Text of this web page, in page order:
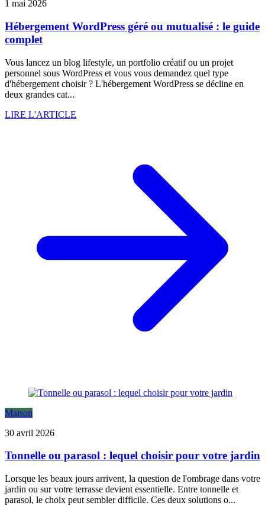
1 mai 2026
Hébergement WordPress géré ou mutualisé : le guide
complet
Vous lancez un blog lifestyle, un portfolio créatif ou un projet
personnel sous WordPress et vous vous demandez quel type
d'hébergement choisir ? L'hébergement WordPress se décline en
deux grandes cat...
LIRE L'ARTICLE
Maison
30 avril 2026
Tonnelle ou parasol : lequel choisir pour votre jardin
Lorsque les beaux jours arrivent, la question de l'ombrage dans votre
jardin ou sur votre terrasse devient essentielle. Entre tonnelle et
parasol, le choix peut sembler difficile. Ces deux solutions o...